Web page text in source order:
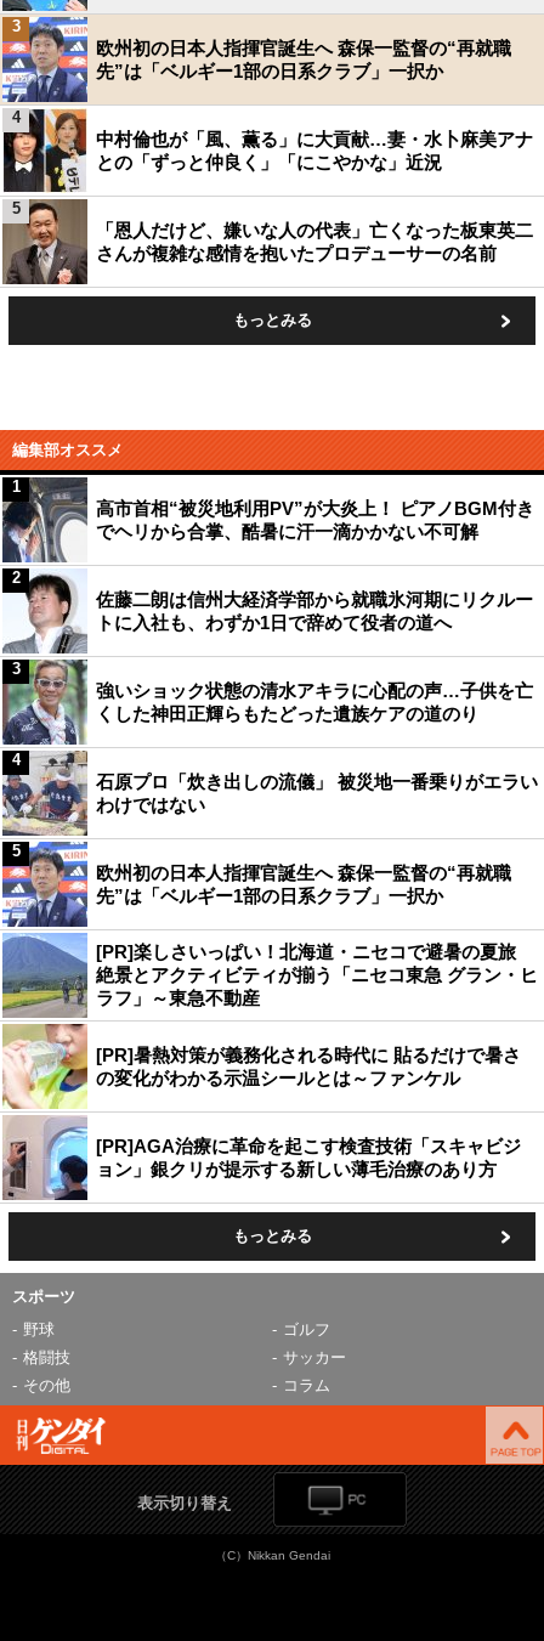
欧州初の日本人指揮官誕生へ 森保一監督の“再就職
先”は「ベルギー1部の日系クラブ」一択か
3
中村倫也が「風、薫る」に大貢献…妻・水卜麻美アナ
との「ずっと仲良く」「にこやかな」近況
4
「恩人だけど、嫌いな人の代表」亡くなった板東英二
さんが複雑な感情を抱いたプロデューサーの名前
5
もっとみる
編集部オススメ
高市首相“被災地利用PV”が大炎上！ ピアノBGM付き
でヘリから合掌、酷暑に汗一滴かかない不可解
1
佐藤二朗は信州大経済学部から就職氷河期にリクルー
トに入社も、わずか1日で辞めて役者の道へ
2
強いショック状態の清水アキラに心配の声…子供を亡
くした神田正輝らもたどった遺族ケアの道のり
3
石原プロ「炊き出しの流儀」 被災地一番乗りがエラい
わけではない
4
欧州初の日本人指揮官誕生へ 森保一監督の“再就職
先”は「ベルギー1部の日系クラブ」一択か
5
[PR]楽しさいっぱい！北海道・ニセコで避暑の夏旅
絶景とアクティビティが揃う「ニセコ東急 グラン・ヒ
ラフ」～東急不動産
[PR]暑熱対策が義務化される時代に 貼るだけで暑さ
の変化がわかる示温シールとは～ファンケル
[PR]AGA治療に革命を起こす検査技術「スキャビジ
ョン」銀クリが提示する新しい薄毛治療のあり方
もっとみる
スポーツ
野球
ゴルフ
格闘技
サッカー
その他
コラム
表示切り替え
（C）Nikkan Gendai